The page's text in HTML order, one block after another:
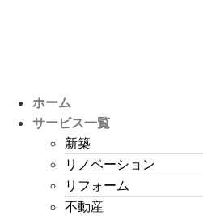
ホーム
サービス一覧
新築
リノベーション
リフォーム
不動産